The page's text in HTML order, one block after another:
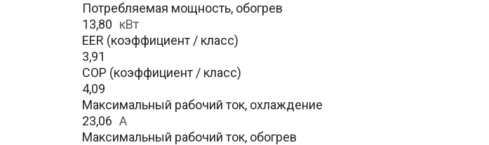
Потребляемая мощность, обогрев
13,80 кВт
EER (коэффициент / класс)
3,91
COP (коэффициент / класс)
4,09
Максимальный рабочий ток, охлаждение
23,06 A
Максимальный рабочий ток, обогрев